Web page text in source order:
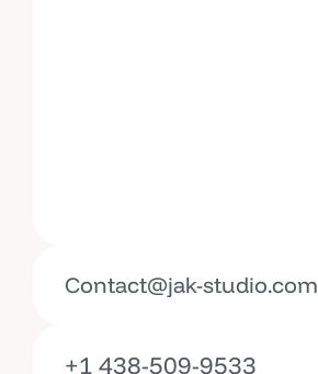
Contact@jak-studio.com
+1 438-509-9533